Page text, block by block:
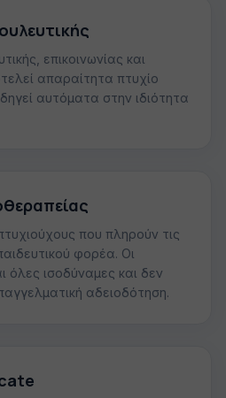
επικοινωνίας και
απαραίτητα πτυχίο
αυτόματα στην ιδιότητα
που πληρούν τις
φορέα. Οι
όλες ισοδύναμες και δεν
αδειοδότηση.